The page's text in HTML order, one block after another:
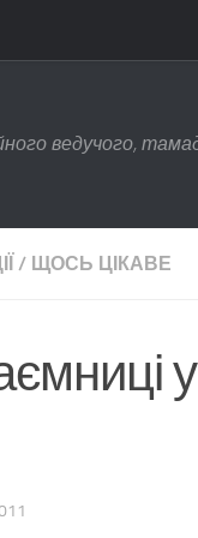
ведучого,
/ ЩОСЬ ЦІКАВЕ